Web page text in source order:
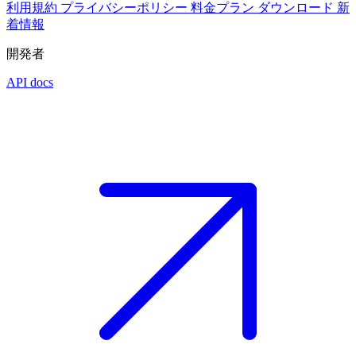
利用規約 プライバシーポリシー 料金プラン ダウンロード 新
着情報
開発者
API docs